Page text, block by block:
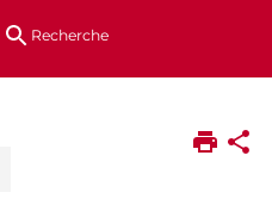
au
directsRecherche